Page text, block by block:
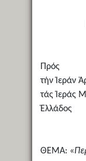
Πρός
τήν Ἱεράν
τάς Ἱεράς
Ἑλλάδος
ΘΕΜΑ: «